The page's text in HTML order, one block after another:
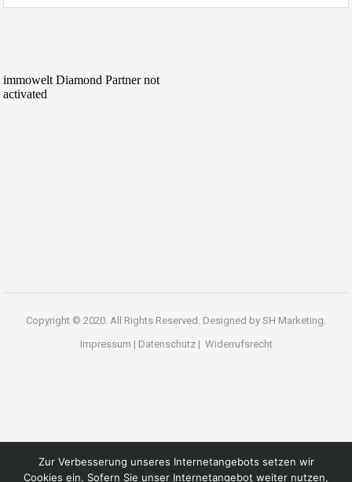
Copyright © 2020. All Rights Reserved. Designed by SH Marketing.
Impressum | Datenschutz| Widerrufsrecht
Zur Verbesserung unseres Internetangebots setzen wir
Cookies ein. Sofern Sie unser Internetangebot weiter nutzen,